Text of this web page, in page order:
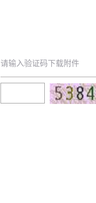
请输入验证码下载附件